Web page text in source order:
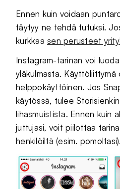
Ennen kuin voidaan
täytyy ne tehdä tutuksi.
kurkkaasen perusteet
Instagram-tarinan voi
yläkulmasta. Käyttöliittymä
helppokäyttöinen. Jos
käytössä, tulee
lihasmuistista. Ennen kuin
juttujasi, voit piilottaa
henkilöiltä (esim. pomoltasi).